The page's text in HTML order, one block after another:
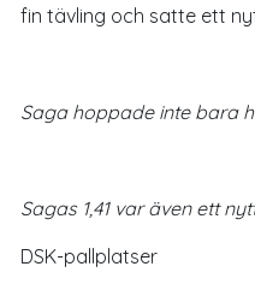
fin tävling och satte ett
Saga hoppade inte bara
Sagas 1,41 var även ett
DSK-pallplatser